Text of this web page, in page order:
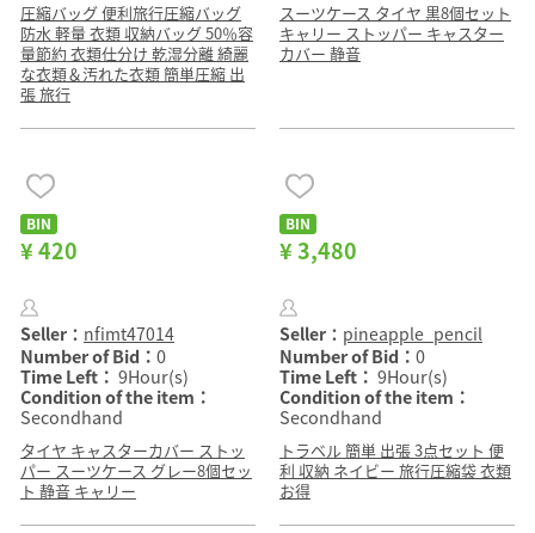
圧縮バッグ 便利旅行圧縮バッグ
防水 軽量 衣類 収納バッグ 50％容
量節約 衣類仕分け 乾湿分離 綺麗
な衣類＆汚れた衣類 簡単圧縮 出
張 旅行
スーツケース タイヤ 黒8個セット
キャリー ストッパー キャスター
カバー 静音
BIN
¥ 420
Seller： nfimt47014
Number of Bid： 0
Time Left： 9Hour(s)
Condition of the item：
Secondhand
タイヤ キャスターカバー ストッ
パー スーツケース グレー8個セッ
ト 静音 キャリー
BIN
¥ 3,480
Seller： pineapple_pencil
Number of Bid： 0
Time Left： 9Hour(s)
Condition of the item：
Secondhand
トラベル 簡単 出張 3点セット 便
利 収納 ネイビー 旅行圧縮袋 衣類
お得